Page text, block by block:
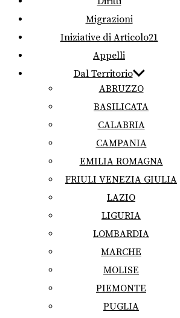
Migrazioni
Iniziative di Articolo21
Appelli
Dal Territorio
ABRUZZO
BASILICATA
CALABRIA
CAMPANIA
EMILIA ROMAGNA
FRIULI VENEZIA GIULIA
LAZIO
LIGURIA
LOMBARDIA
MARCHE
MOLISE
PIEMONTE
PUGLIA